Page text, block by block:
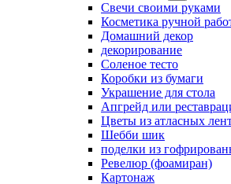
Свечи своими руками
Косметика ручной
Домашний декор
декорирование
Соленое тесто
Коробки из бумаги
Украшение для стола
Апгрейд или
Цветы из атласных
Шебби шик
поделки из
Ревелюр (фоамиран)
Картонаж